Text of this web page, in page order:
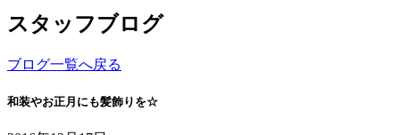
スタッフブログ
ブログ一覧へ戻る
和装やお正月にも髪飾りを☆